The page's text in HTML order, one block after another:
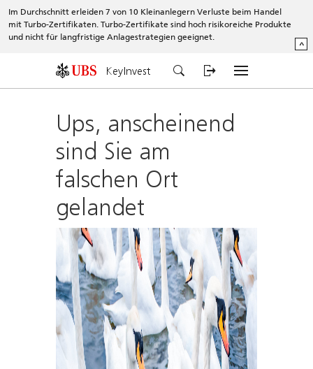
Im Durchschnitt erleiden 7 von 10 Kleinanlegern Verluste beim Handel
mit Turbo-Zertifikaten. Turbo-Zertifikate sind hoch risikoreiche Produkte
und nicht für langfristige Anlagestrategien geeignet.
^
KeyInvest
Ups, anscheinend
sind Sie am
falschen Ort
gelandet